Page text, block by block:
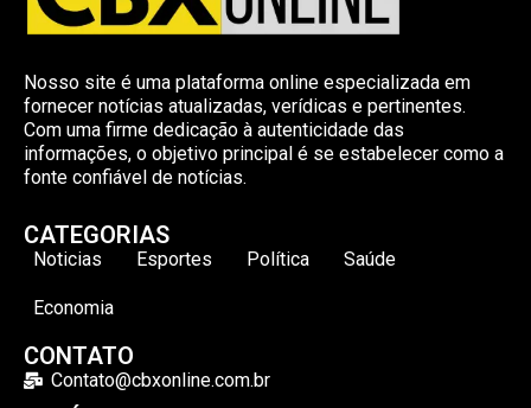
Nosso site é uma plataforma online especializada em
fornecer notícias atualizadas, verídicas e pertinentes.
Com uma firme dedicação à autenticidade das
informações, o objetivo principal é se estabelecer como a
fonte confiável de notícias.
CATEGORIAS
Noticias Esportes Política Saúde
Economia
CONTATO
Contato@cbxonline.com.br